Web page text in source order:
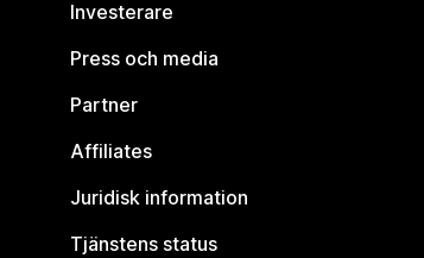
Investerare
Press och media
Partner
Affiliates
Juridisk information
Tjänstens status